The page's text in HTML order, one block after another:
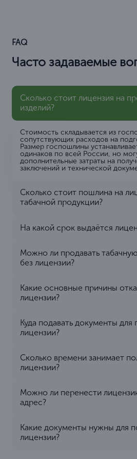
FAQ
Часто задаваемые
Сколько стоит лицензия на
изделий?
Стоимость складывается из
сопутствующих расходов на
Размер госпошлины
одинаков по всей России, но
дополнительные затраты на
заключений и технической
Сколько стоит пошлина на
табачной продукции?
На какой срок выдаётся
Можно ли продавать
без лицензии?
Какие основные причины
лицензии?
Куда подавать документы для
лицензии?
Сколько времени занимает
лицензии?
Можно ли перенести
адрес?
Какие документы нужны для
лицензии?